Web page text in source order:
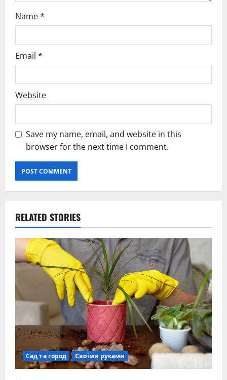
Name*
Email *
Website
Save my name, email, and website in this
browser for the next time I comment.
RELATED STORIES
Сад та город Своїми руками